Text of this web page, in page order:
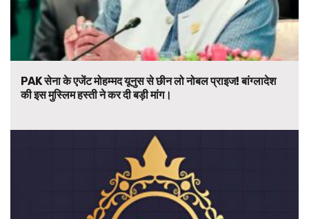
PAK सेना के एजेंट मोहम्मद यूनुस से छीन लो नोबल प्राइज! बांग्लादेश
की इस मुस्लिम हस्ती ने कर दी बड़ी मांग।